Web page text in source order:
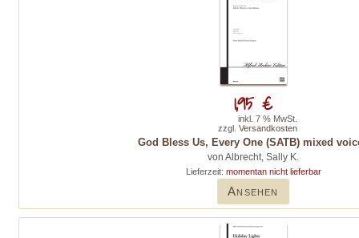
God Bless Us, Every One (SATB) mixed
von Albrecht, Sally K.
Lieferzeit: momentan nicht lieferbar
Ansehen
1,95 €
inkl. 7 % MwSt.
zzgl. Versandkosten